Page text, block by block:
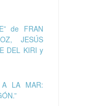
de FRAN
JESÚS
DEL KIRI y
A LA MAR: